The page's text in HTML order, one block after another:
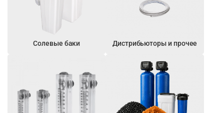
Солевые баки Дистрибьюторы и прочее